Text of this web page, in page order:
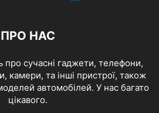
ПРО НАС
про сучасні гаджети, телефони,
камери, та інші пристрої, також
автомобілей. У нас багато
цікавого.